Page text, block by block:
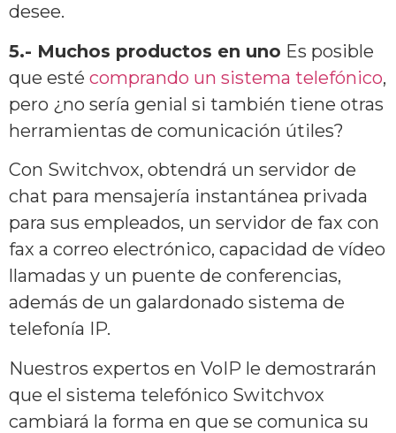
desee.
5.- Muchos productos en uno Es posible
que esté comprando un sistema telefónico,
pero ¿no sería genial si también tiene otras
herramientas de comunicación útiles?
Con Switchvox, obtendrá un servidor de
chat para mensajería instantánea privada
para sus empleados, un servidor de fax con
fax a correo electrónico, capacidad de vídeo
llamadas y un puente de conferencias,
además de un galardonado sistema de
telefonía IP.
Nuestros expertos en VoIP le demostrarán
que el sistema telefónico Switchvox
cambiará la forma en que se comunica su